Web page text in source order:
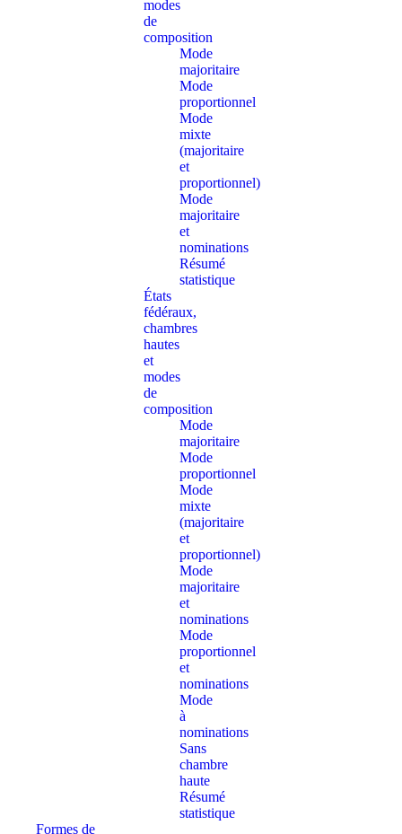
modes
de
composition
Mode
majoritaire
Mode
proportionnel
Mode
mixte
(majoritaire
et
proportionnel)
Mode
majoritaire
et
nominations
Résumé
statistique
États
fédéraux,
chambres
hautes
et
modes
de
composition
Mode
majoritaire
Mode
proportionnel
Mode
mixte
(majoritaire
et
proportionnel)
Mode
majoritaire
et
nominations
Mode
proportionnel
et
nominations
Mode
à
nominations
Sans
chambre
haute
Résumé
statistique
Formes de